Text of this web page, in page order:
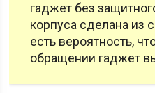
гаджет без
корпуса сделана из
есть вероятность,
обращении гаджет